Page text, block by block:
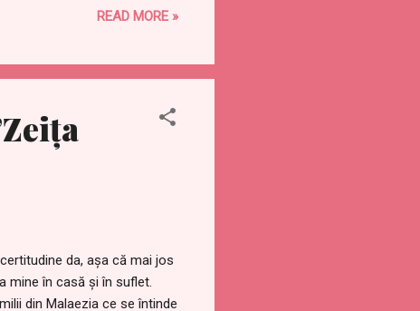
of perfumes that are
READ MORE »
da, așa că mai jos
mine în casă și în suflet.
din Malaezia ce se întinde